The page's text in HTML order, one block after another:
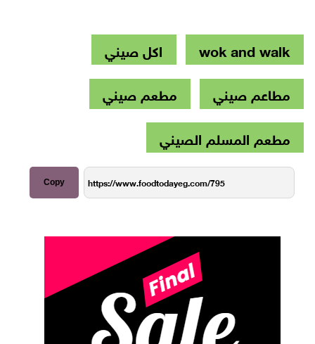
wok and walk
اكل صيني
مطاعم صيني
مطعم صيني
مطعم المسلم الصيني
Copy